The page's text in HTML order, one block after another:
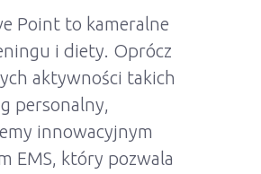
Point to kameralne
i diety. Oprócz
aktywności takich
personalny,
innowacyjnym
EMS, który pozwala